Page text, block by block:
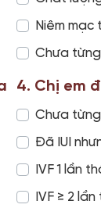
Niêm mạc
Chưa
4. Chị em
Chưa từng
Đã IUI
IVF 1 lần
IVF ≥ 2